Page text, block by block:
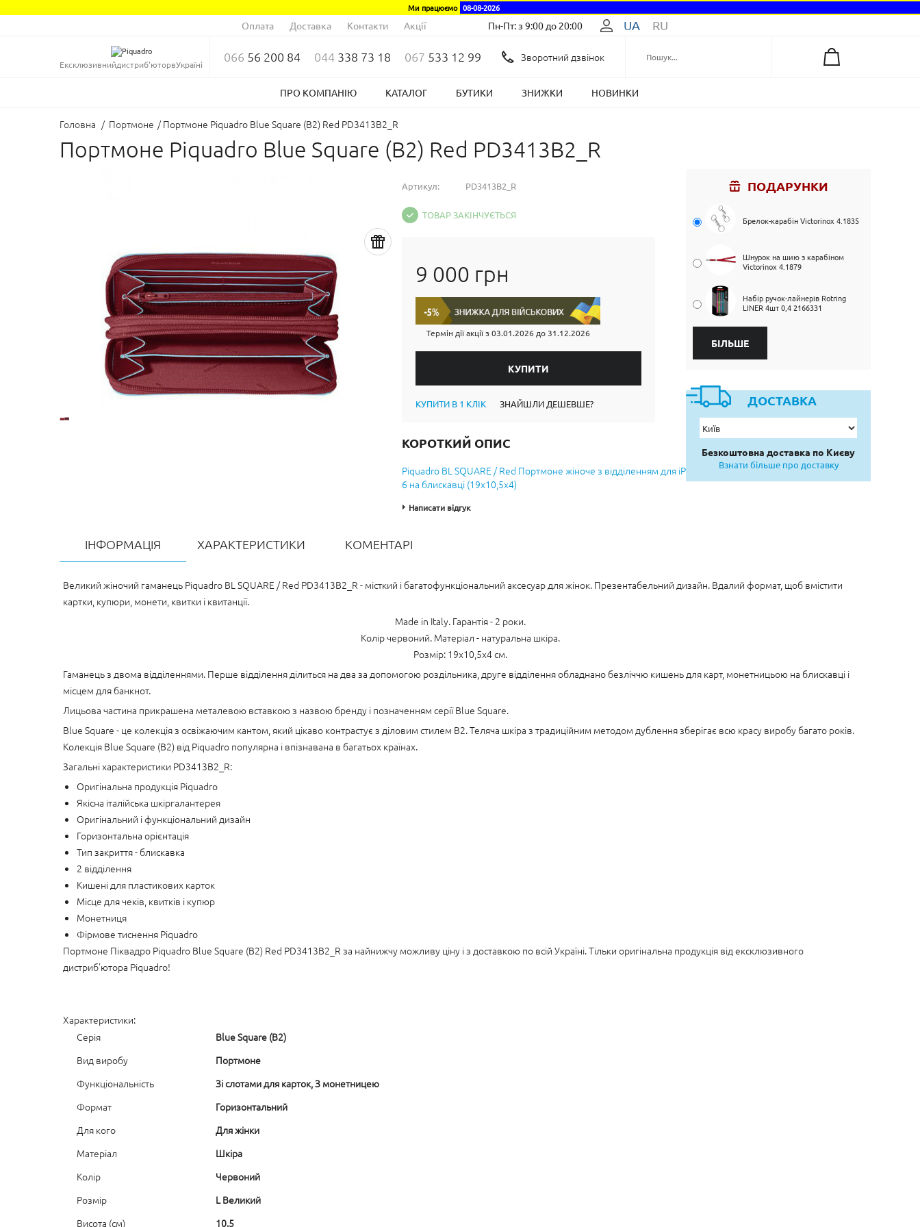
Ми працюємо 08-08-2026
Оплата Доставка Контакти Акції Пн-Пт: з 9:00 до 20:00 UA RU
Ексклюзивнийдистриб'юторвУкраїні 066 56 200 84 044 338 73 18 067 533 12 99 Зворотний дзвінок
ПРО КОМПАНІЮ КАТАЛОГ БУТИКИ ЗНИЖКИ НОВИНКИ
Головна / Портмоне / Портмоне Piquadro Blue Square (B2) Red PD3413B2_R
Портмоне Piquadro Blue Square (B2) Red PD3413B2_R
Артикул: PD3413B2_R
ТОВАР ЗАКІНЧУЄТЬСЯ
9 000 грн
Термін дії акції з03.01.2026 до 31.12.2026
КУПИТИ В 1 КЛІК ЗНАЙШЛИ ДЕШЕВШЕ?
КОРОТКИЙ ОПИС
Piquadro BL SQUARE / Red Портмоне жіноче з відділенням для iPhone
6 на блискавці (19x10,5x4)
Написати відгук
ПОДАРУНКИ
Брелок-карабін Victorinox 4.1835
Шнурок на шию з карабіном
Victorinox 4.1879
Набір ручок-лайнерів Rotring
LINER 4шт 0,4 2166331
БІЛЬШЕ
ДОСТАВКА
Безкоштовна доставка по Києву
Взнати більше про доставку
ІНФОРМАЦІЯ ХАРАКТЕРИСТИКИ КОМЕНТАРІ
Великий жіночий гаманець Piquadro BL SQUARE / Red PD3413B2_R - місткий і багатофункціональний аксесуар для жінок. Презентабельний дизайн. Вдалий формат, щоб вмістити
картки, купюри, монети, квитки і квитанції.
Made in Italy. Гарантія - 2 роки.
Колір червоний. Матеріал - натуральна шкіра.
Розмір: 19x10,5x4 см.
Гаманець з двома відділеннями. Перше відділення ділиться на два за допомогою роздільника, друге відділення обладнано безліччю кишень для карт, монетницьою на блискавці і
місцем для банкнот.
Лицьова частина прикрашена металевою вставкою з назвою бренду і позначенням серії Blue Square.
Blue Square - це колекція з освіжаючим кантом, який цікаво контрастує з діловим стилем B2. Теляча шкіра з традиційним методом дублення зберігає всю красу виробу багато років.
Колекція Blue Square (B2) від Piquadro популярна і впізнавана в багатьох країнах.
Загальні характеристики PD3413B2_R:
Оригінальна продукція Piquadro
Якісна італійська шкіргалантерея
Оригінальний і функціональний дизайн
Горизонтальна орієнтація
Тип закриття - блискавка
2 відділення
Кишені для пластикових карток
Місце для чеків, квитків і купюр
Монетниця
Фірмове тиснення Piquadro
Портмоне Піквадро Piquadro Blue Square (B2) Red PD3413B2_R за найнижчу можливу ціну і з доставкою по всій Україні. Тільки оригінальна продукція від ексклюзивного
дистриб'ютора Piquadro!
Характеристики:
Серія
Blue Square (B2)
Вид виробу
Портмоне
Функціональність
Зі слотами для карток, З монетницею
Формат
Горизонтальний
Для кого
Для жінки
Матеріал
Шкіра
Колір
Червоний
Розмір
L Великий
Висота (см)
10.5